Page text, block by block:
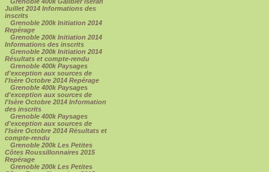
Juillet 2014 Informations des
inscrits
Grenoble 200k Initiation 2014
Repérage
Grenoble 200k Initiation 2014
Informations des inscrits
Grenoble 200k Initiation 2014
Résultats et compte-rendu
Grenoble 400k Paysages
d'exception aux sources de
l'Isère Octobre 2014 Repérage
Grenoble 400k Paysages
d'exception aux sources de
l'Isère Octobre 2014 Information
des inscrits
Grenoble 400k Paysages
d'exception aux sources de
l'Isère Octobre 2014 Résultats et
compte-rendu
Grenoble 200k Les Petites
Côtes Roussillonnaires 2015
Repérage
Grenoble 200k Les Petites